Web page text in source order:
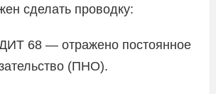
сделать проводку:
68 — отражено постоянное
(ПНО).